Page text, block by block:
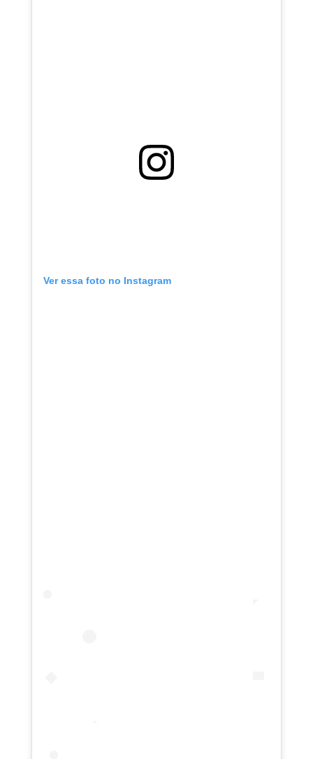
Ver essa foto no Instagram